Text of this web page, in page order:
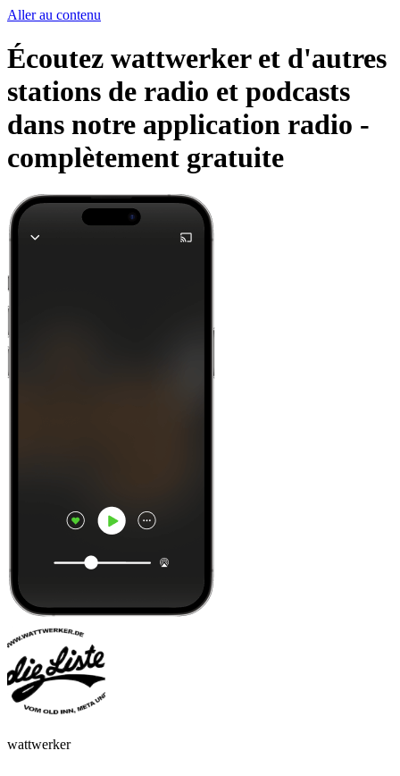
Aller au contenu
Écoutez wattwerker et d'autres
stations de radio et podcasts
dans notre application radio -
complètement gratuite
wattwerker